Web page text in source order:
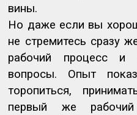
вины.
Но даже если вы
не стремитесь сразу
рабочий процесс и
вопросы. Опыт
торопиться,
первый же